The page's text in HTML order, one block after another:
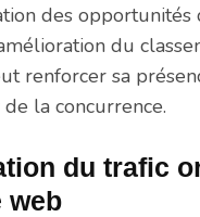
des opportunités
du
renforcer sa
la concurrence.
du trafic
web